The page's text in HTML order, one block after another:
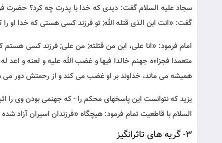
سجاد علیه السلام گفت: دیدی که خدا با پدرت چه کرد؟ حضرت
گفت: «انت ابن الذی قتله الله; تو فرزند کسی هستی که خدا او
امام فرمود: «انا علی، ابن من قتلته; من علی; فرزند کسی هستم
متعمدا فجزاءه جهنم خالدا فیها و غضب الله علیه و لعنه و اعد
همیشه می ماند، خداوند بر او غضب می کند و از رحمتش دور می
یزید که نتوانست این پاسخهای محکم را - که جهنمی بودن وی را
السلام با قاطعیت تمام فرمود: هیچگاه «فرزندان اسیران آزاد
3- گریه های تاثرانگیز